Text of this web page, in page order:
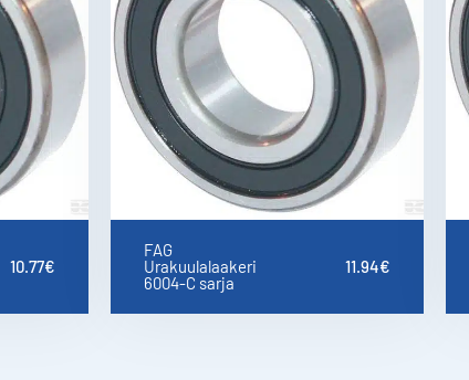
10.77€
FAG
Urakuulalaakeri
6004-C sarja
11.94€